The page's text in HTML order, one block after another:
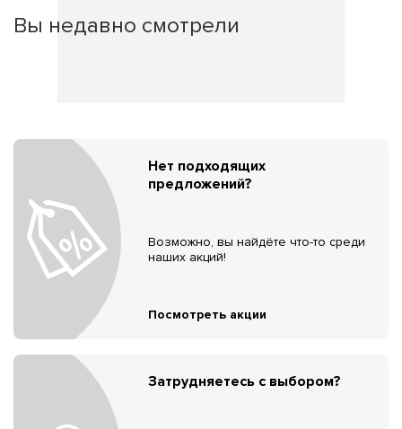
Вы недавно смотрели
Нет подходящих
предложений?
Возможно, вы найдёте что-то среди
наших акций!
Посмотреть акции
Затрудняетесь с выбором?